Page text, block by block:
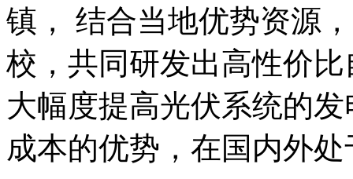
镇， 结合当地优势资源
校，共同研发出高性价
大幅度提高光伏系统的
成本的优势，在国内外